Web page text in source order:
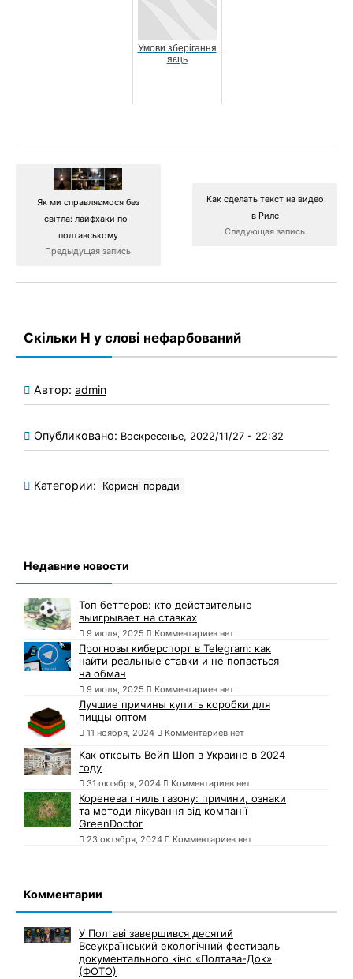
Умови зберігання
яєць
Як ми справляємося без
світла: лайфхаки по-
полтавському
Предыдущая запись
Как сделать текст на видео
в Рилс
Следующая запись
Скільки Н у слові нефарбований
Автор: admin
Опубликовано: Воскресенье, 2022/11/27 - 22:32
Категории: Корисні поради
Недавние новости
Топ беттеров: кто действительно
выигрывает на ставках
9 июля, 2025 Комментариев нет
Прогнозы киберспорт в Telegram: как
найти реальные ставки и не попасться
на обман
9 июля, 2025 Комментариев нет
Лучшие причины купить коробки для
пиццы оптом
11 ноября, 2024 Комментариев нет
Как открыть Вейп Шоп в Украине в 2024
году
31 октября, 2024 Комментариев нет
Коренева гниль газону: причини, ознаки
та методи лікування від компанії
GreenDoctor
23 октября, 2024 Комментариев нет
Комментарии
У Полтаві завершився десятий
Всеукраїнський екологічний фестиваль
документального кіно «Полтава-Док»
(ФОТО)